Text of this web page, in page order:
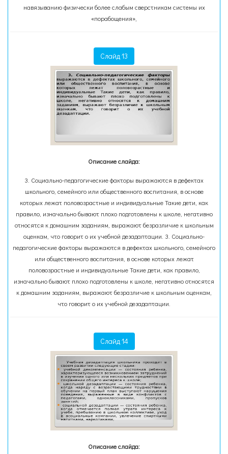
навязыванию физически более слабым сверстникам системы их
«порабощения»,
Слайд 13
Описание слайда:
3. Социально-педагогические факторы выражаются в дефектах
школьного, семейного или общественного воспитания, в основе
которых лежат половозрастные и индивидуальные Такие дети, как
правило, изначально бывают плохо подготовлены к школе, негативно
относятся к домашним заданиям, выражают безразличие к школьным
оценкам, что говорит о их учебной дезадаптации. 3. Социально-
педагогические факторы выражаются в дефектах школьного, семейного
или общественного воспитания, в основе которых лежат
половозрастные и индивидуальные Такие дети, как правило,
изначально бывают плохо подготовлены к школе, негативно относятся
к домашним заданиям, выражают безразличие к школьным оценкам,
что говорит о их учебной дезадаптации.
Слайд 14
Описание слайда: